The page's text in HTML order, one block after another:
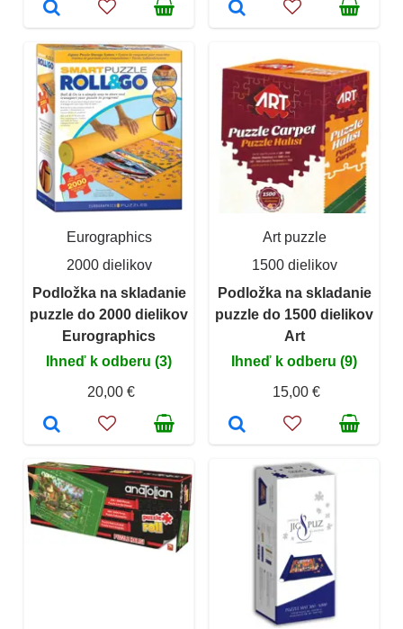
Eurographics
2000 dielikov
Podložka na skladanie
puzzle do 2000 dielikov
Eurographics
Ihneď k odberu (3)
20,00 €
Art puzzle
1500 dielikov
Podložka na skladanie
puzzle do 1500 dielikov
Art
Ihneď k odberu (9)
15,00 €